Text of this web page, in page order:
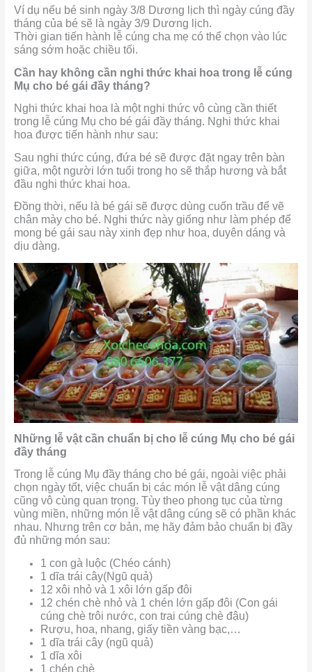
Ví dụ nếu bé sinh ngày 3/8 Dương lịch thì ngày cúng đầy
tháng của bé sẽ là ngày 3/9 Dương lịch.
Thời gian tiến hành lễ cúng cha mẹ có thể chọn vào lúc
sáng sớm hoặc chiều tối.
Cần hay không cần nghi thức khai hoa trong lễ cúng
Mụ cho bé gái đầy tháng?
Nghi thức khai hoa là một nghi thức vô cùng cần thiết
trong lễ cúng Mụ cho bé gái đầy tháng. Nghi thức khai
hoa được tiến hành như sau:
Sau nghi thức cúng, đứa bé sẽ được đặt ngay trên bàn
giữa, một người lớn tuổi trong họ sẽ thắp hương và bắt
đầu nghi thức khai hoa.
Đồng thời, nếu là bé gái sẽ được dùng cuốn trầu để vẽ
chân mày cho bé. Nghi thức này giống như làm phép để
mong bé gái sau này xinh đẹp như hoa, duyên dáng và
dịu dàng.
Những lễ vật cần chuẩn bị cho lễ cúng Mụ cho bé gái
đầy tháng
Trong lễ cúng Mụ đầy tháng cho bé gái, ngoài việc phải
chọn ngày tốt, việc chuẩn bị các món lễ vật dâng cúng
cũng vô cùng quan trọng. Tùy theo phong tục của từng
vùng miền, những món lễ vật dâng cúng sẽ có phần khác
nhau. Nhưng trên cơ bản, mẹ hãy đảm bảo chuẩn bị đầy
đủ những món sau:
1 con gà luộc (Chéo cánh)
1 dĩa trái cây(Ngũ quả)
12 xôi nhỏ và 1 xôi lớn gấp đôi
12 chén chè nhỏ và 1 chén lớn gấp đôi (Con gái
cúng chè trôi nước, con trai cúng chè đậu)
Rượu, hoa, nhang, giấy tiền vàng bạc,…
1 dĩa trái cây (ngũ quả)
1 dĩa xôi
1 chén chè